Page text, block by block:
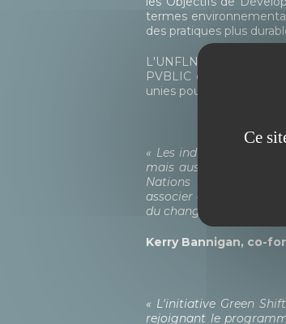
termes
des pratiques plus
L'UNFLN est une
PVBLIC et le
unies pour le
« Les industries de la
mais aussi une
Nations Fashion and
associer à eux pour
du changement. »
Kerry Bannigan, co-
« L'initiative Green
rejoignant le
Ce